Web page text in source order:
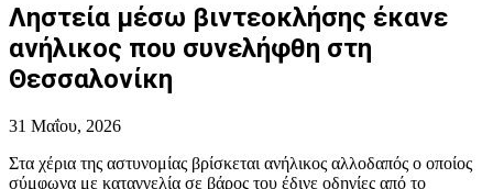
Ληστεία μέσω βιντεοκλήσης έκανε
ανήλικος που συνελήφθη στη
Θεσσαλονίκη
31 Μαΐου, 2026
Στα χέρια της αστυνομίας βρίσκεται ανήλικος αλλοδαπός ο οποίος
σύμφωνα με καταγγελία σε βάρος του έδινε οδηγίες από το